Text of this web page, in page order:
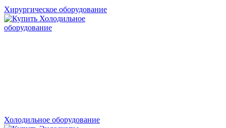
Хирургическое оборудование
Холодильное оборудование